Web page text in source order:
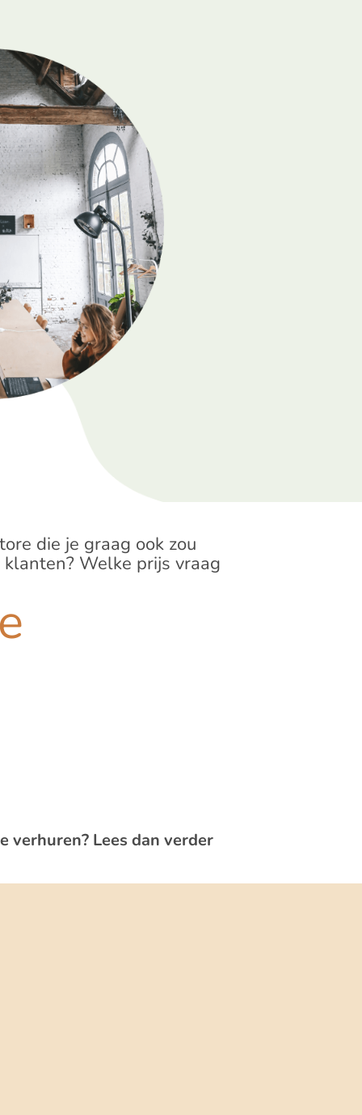
die je graag ook zou
Welke prijs vraag
verhuren? Lees dan verder